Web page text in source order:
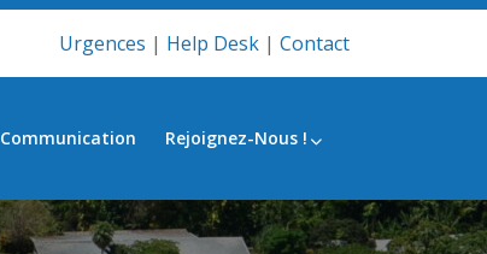
Urgences | Help Desk | Contact
Communication Rejoignez-Nous !